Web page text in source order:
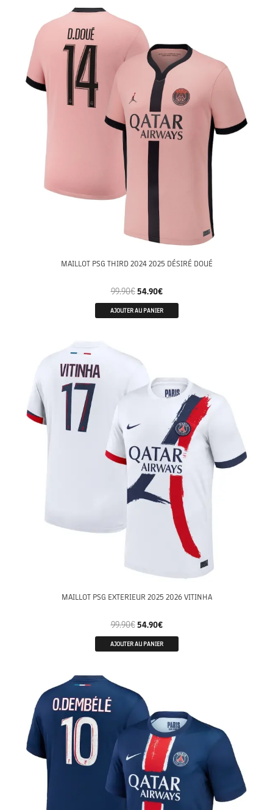
MAILLOT PSG THIRD 2024 2025 DÉSIRÉ DOUÉ
99.90€ 54.90€
AJOUTER AU PANIER
MAILLOT PSG EXTERIEUR 2025 2026 VITINHA
99.90€ 54.90€
AJOUTER AU PANIER